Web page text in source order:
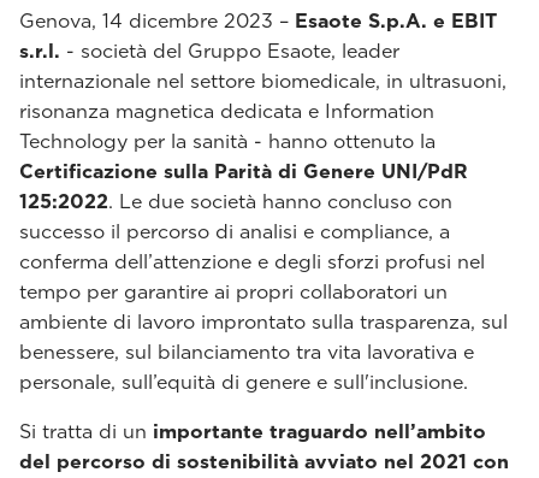
Genova, 14 dicembre 2023 – Esaote S.p.A. e EBIT
s.r.l. - società del Gruppo Esaote, leader
internazionale nel settore biomedicale, in ultrasuoni,
risonanza magnetica dedicata e Information
Technology per la sanità - hanno ottenuto la
Certificazione sulla Parità di Genere UNI/PdR
125:2022. Le due società hanno concluso con
successo il percorso di analisi e compliance, a
conferma dell’attenzione e degli sforzi profusi nel
tempo per garantire ai propri collaboratori un
ambiente di lavoro improntato sulla trasparenza, sul
benessere, sul bilanciamento tra vita lavorativa e
personale, sull’equità di genere e sull'inclusione.
Si tratta di un importante traguardo nell’ambito
del percorso di sostenibilità avviato nel 2021 con